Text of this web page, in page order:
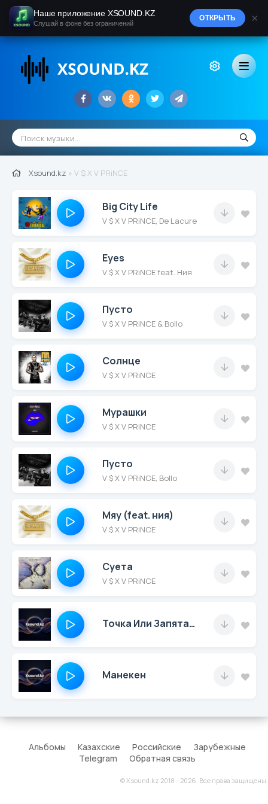
Xsound.kz » V $ X V PRiNCE
Big City Life
V $ X V PRiNCE, De Lacure
Eyes
V $ X V PRiNCE feat. Ния
Пусто
V $ X V PRiNCE & Bollo
Солнце
V $ X V PRiNCE
Мурашки
V $ X V PRiNCE
Пусто
V $ X V PRiNCE, Bollo
Мяу (feat. ния)
V $ X V PRiNCE
Суета
V $ X V PRiNCE
Точка Или Запятая. (Prod. By Alex)
Манекен
Альбомы Казахские Российские
Зарубежные
Telegram
Обратная связь
© Xsound.kz 2018 - 2026. Все права защищены.
Наше приложение XSOUND.KZ
Слушай в фоне без ограничений
ОТКРЫТЬ ×